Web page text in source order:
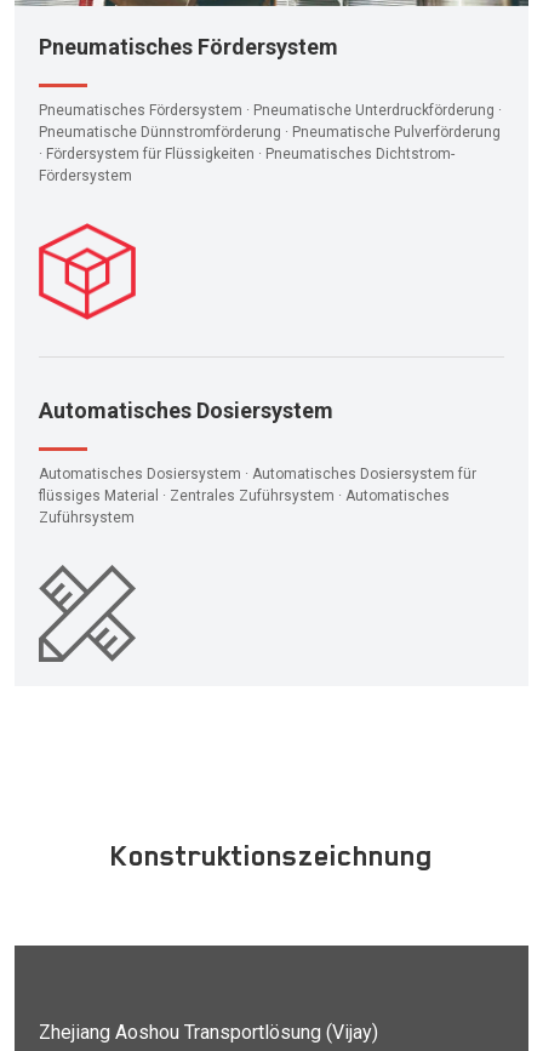
Pneumatisches Fördersystem
Pneumatisches Fördersystem · Pneumatische Unterdruckförderung ·
Pneumatische Dünnstromförderung · Pneumatische Pulverförderung
· Fördersystem für Flüssigkeiten · Pneumatisches Dichtstrom-
Fördersystem
Automatisches Dosiersystem
Automatisches Dosiersystem · Automatisches Dosiersystem für
flüssiges Material · Zentrales Zuführsystem · Automatisches
Zuführsystem
Konstruktionszeichnung
Zhejiang Aoshou Transportlösung (Vijay)